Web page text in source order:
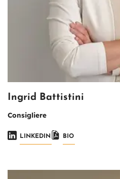
Ingrid Battistini
Consigliere
LINKEDIN BIO